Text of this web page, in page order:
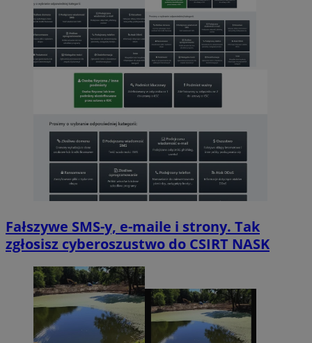
Fałszywe SMS-y, e-maile i strony. Tak
zgłosisz cyberoszustwo do CSIRT NASK